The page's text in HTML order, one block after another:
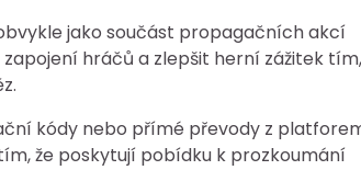
jako součást propagačních akcí
hráčů a zlepšit herní zážitek
kódy nebo přímé převody z
že poskytují pobídku k prozkoumání